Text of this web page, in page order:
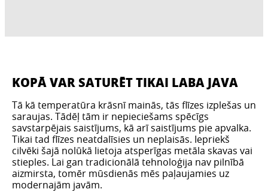
KOPĀ VAR SATURĒT TIKAI LABA JAVA
Tā kā temperatūra krāsnī mainās, tās flīzes izplešas un
saraujas. Tādēļ tām ir nepieciešams spēcīgs
savstarpējais saistījums, kā arī saistījums pie apvalka.
Tikai tad flīzes neatdalīsies un neplaisās. Iepriekš
cilvēki šajā nolūkā lietoja atsperīgas metāla skavas vai
stieples. Lai gan tradicionālā tehnoloģija nav pilnībā
aizmirsta, tomēr mūsdienās mēs paļaujamies uz
modernajām javām.